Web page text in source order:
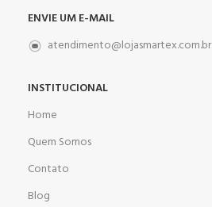
ENVIE UM E-MAIL
atendimento@lojasmartex.com.br
INSTITUCIONAL
Home
Quem Somos
Contato
Blog